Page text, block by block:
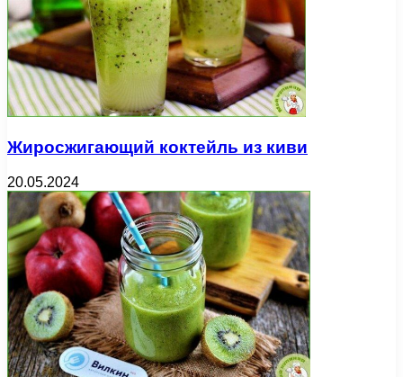
Жиросжигающий коктейль из киви
20.05.2024